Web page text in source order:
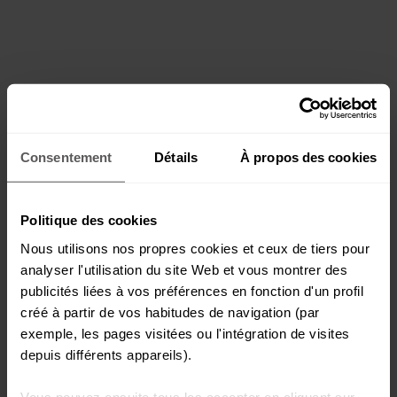
Consentement Détails À propos des cookies
Politique des cookies
Nous utilisons nos propres cookies et ceux de tiers pour
analyser l'utilisation du site Web et vous montrer des
publicités liées à vos préférences en fonction d'un profil
créé à partir de vos habitudes de navigation (par
exemple, les pages visitées ou l'intégration de visites
depuis différents appareils).